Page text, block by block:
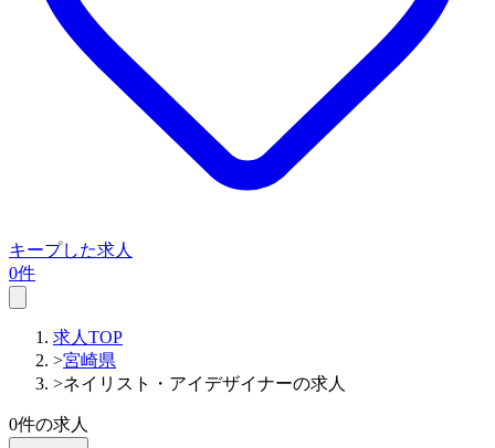
キープした求人
0件
求人TOP
>宮崎県
>ネイリスト・アイデザイナーの求人
0件の求人